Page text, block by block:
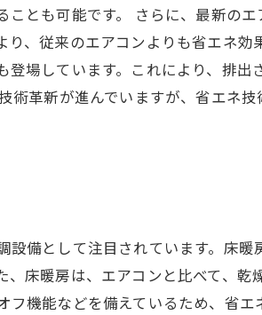
とも可能です。 さらに、最新の
、従来のエアコンよりも省エネ
場しています。これにより、排
術革新が進んでいますが、省エネ
備として注目されています。床
床暖房は、エアコンと比べて、
機能などを備えているため、省